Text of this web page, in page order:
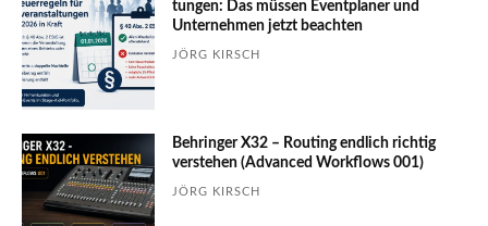
tungen: Das müssen Event­planer und
Unter­nehmen jetzt beachten
JÖRG KIRSCH
Behringer X32 – Routing endlich richtig
verstehen (Advanced Workflows 001)
JÖRG KIRSCH